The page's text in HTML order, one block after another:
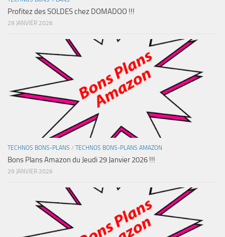
Profitez des SOLDES chez DOMADOO !!!
29 JANVIER 2026
TECHNOS BONS-PLANS / TECHNOS BONS-PLANS AMAZON
Bons Plans Amazon du Jeudi 29 Janvier 2026 !!!
29 JANVIER 2026